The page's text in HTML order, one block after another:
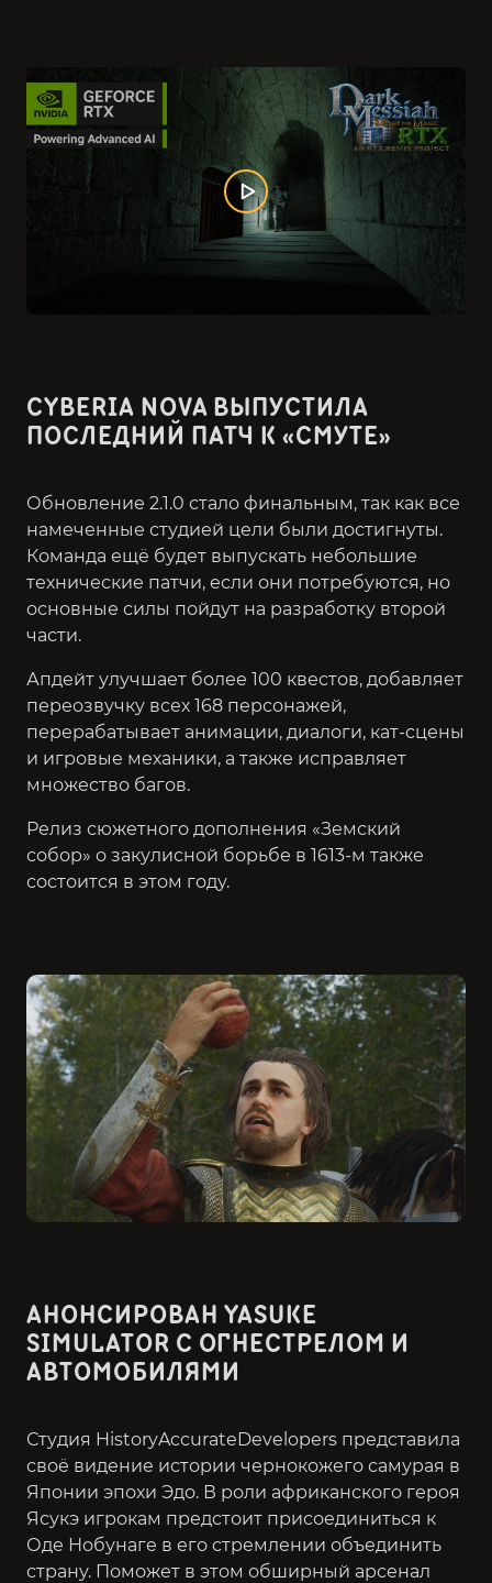
CYBERIA NOVA ВЫПУСТИЛА
ПОСЛЕДНИЙ ПАТЧ К «СМУТЕ»
Обновление 2.1.0 стало финальным, так как все
намеченные студией цели были достигнуты.
Команда ещё будет выпускать небольшие
технические патчи, если они потребуются, но
основные силы пойдут на разработку второй
части.
Апдейт улучшает более 100 квестов, добавляет
переозвучку всех 168 персонажей,
перерабатывает анимации, диалоги, кат-сцены
и игровые механики, а также исправляет
множество багов.
Релиз сюжетного дополнения «Земский
собор» о закулисной борьбе в 1613-м также
состоится в этом году.
АНОНСИРОВАН YASUKE
SIMULATOR С ОГНЕСТРЕЛОМ И
АВТОМОБИЛЯМИ
Студия HistoryAccurateDevelopers представила
своё видение истории чернокожего самурая в
Японии эпохи Эдо. В роли африканского героя
Ясукэ игрокам предстоит присоединиться к
Оде Нобунаге в его стремлении объединить
страну. Поможет в этом обширный арсенал